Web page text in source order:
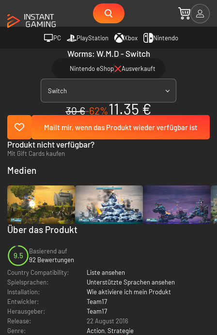
PC PlayStation Xbox Nintendo
Worms: W.M.D - Switch
Nintendo eShop Ausverkauft
Switch
30 €-62%11.35 €
Mailt mir, wenn das Produkt wieder verfügbar ist
Produkt nicht verfügbar?
Mit Gift Cards kaufen
Über das Produkt
9.5
Basierend auf
92 Bewertungen
Country Compatibility:
Liste ansehen
Spielsprachen:
Unterstützte Sprachen ansehen
Installation:
Wie aktiviere ich mein Produkt
Entwickler:
Team17
Herausgeber:
Team17
Release:
22 August 2016
Genre:
Action, Strategie
Medien